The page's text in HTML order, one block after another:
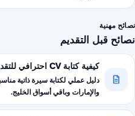
نصائح مهنية
نصائح قبل التقديم
كيفية كتابة CV احترافي للتقديم على وظائف الخليج
دليل عملي لكتابة سيرة ذاتية
والإمارات وباقي أسواق الخليج.